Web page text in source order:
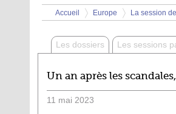
Vous êtes ici
Accueil
>
Europe
>
La session
Les dossiers Les sessions
Un an après les
11 mai 2023